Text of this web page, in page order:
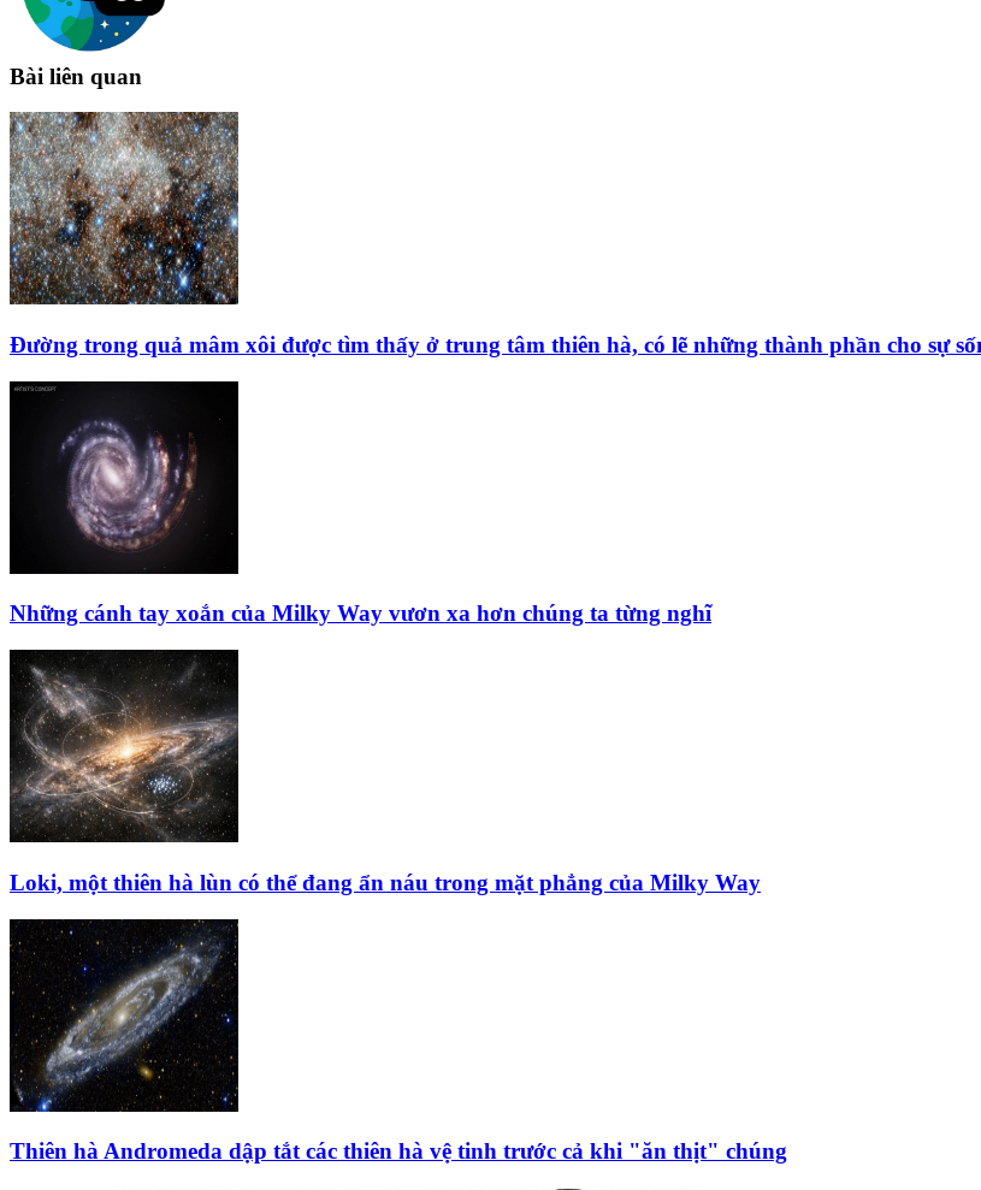
Bài liên quan
Đường trong quả mâm xôi được tìm thấy ở trung tâm thiên hà, có lẽ những thành phần cho sự
Những cánh tay xoắn của Milky Way vươn xa hơn chúng ta từng nghĩ
Loki, một thiên hà lùn có thể đang ẩn náu trong mặt phẳng của Milky Way
Thiên hà Andromeda dập tắt các thiên hà vệ tinh trước cả khi "ăn thịt" chúng